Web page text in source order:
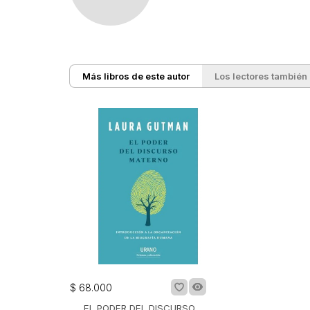
Más libros de este autor Los lectores también
$ 68.000
EL PODER DEL DISCURSO